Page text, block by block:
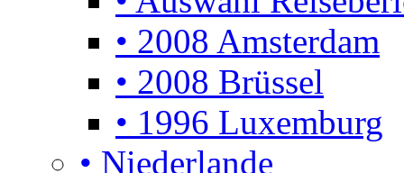
• 2008 Amsterdam
• 2008 Brüssel
• 1996 Luxemburg
• Niederlande